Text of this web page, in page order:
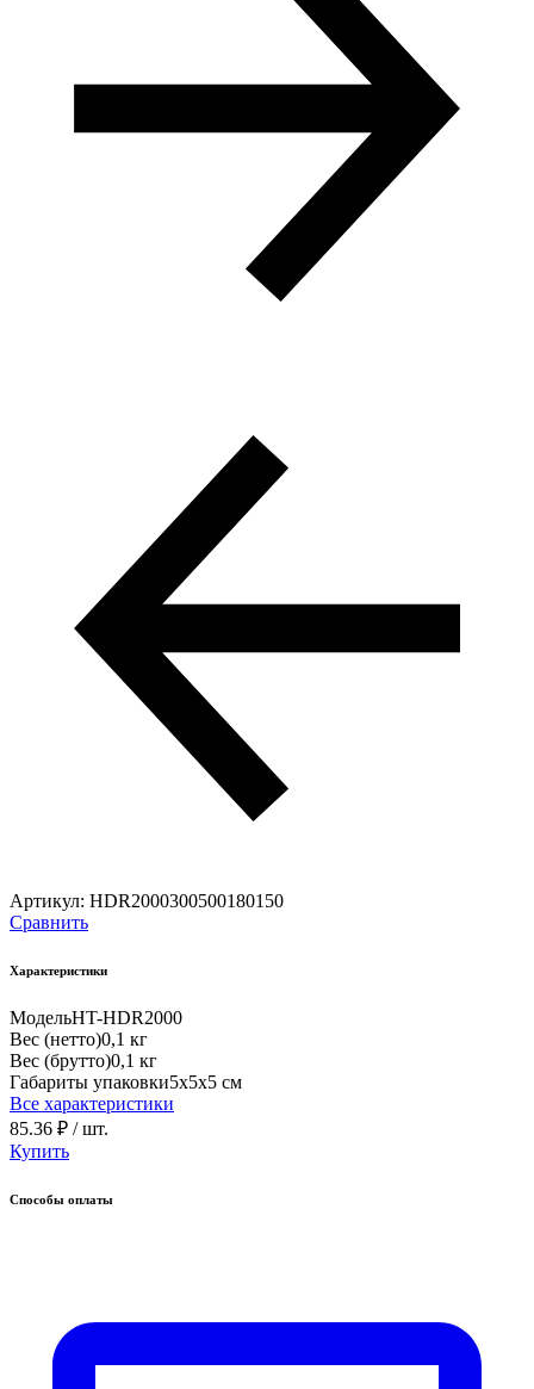
Артикул: HDR2000300500180150
Сравнить
Характеристики
МодельHT-HDR2000
Вес (нетто)0,1 кг
Вес (брутто)0,1 кг
Габариты упаковки5х5х5 см
Все характеристики
85.36 ₽ / шт.
Купить
Способы оплаты